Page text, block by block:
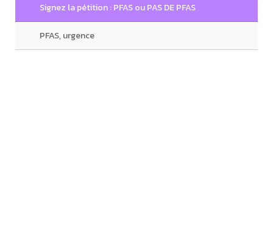
Signez la pétition : PFAS ou PAS DE PFAS
PFAS, urgence